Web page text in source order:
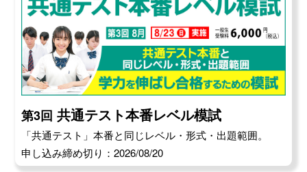
第3回 共通テスト本番レベル模試
「共通テスト」本番と同じレベル・形式・出題範囲。
申し込み締め切り：2026/08/20